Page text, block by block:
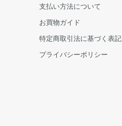
支払い方法について
お買物ガイド
特定商取引法に基づく表記
プライバシーポリシー